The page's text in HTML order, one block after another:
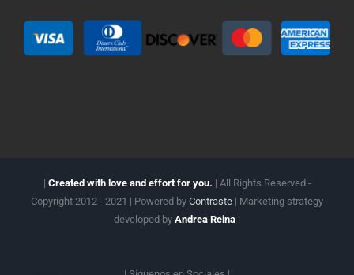
| Created with love and effort for you. | All Rights Reserved -
Copyright 2012 - 2021 | Powered by Contraste | Marketing strategy
developed by Andrea Reina |